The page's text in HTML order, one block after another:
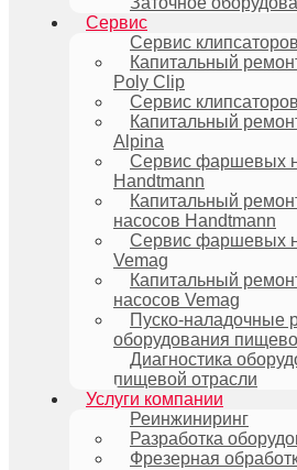
Сервис
Сервис
Капитальный
Poly Clip
Сервис
Капитальный
Alpina
Сервис фаршевых
Handtmann
Капитальный
насосов Handtmann
Сервис фаршевых
Vemag
Капитальный
насосов Vemag
Пуско-наладочные
оборудования
Диагностика
пищевой отрасли
Услуги компании
Реинжиниринг
Разработка
Фрезерная